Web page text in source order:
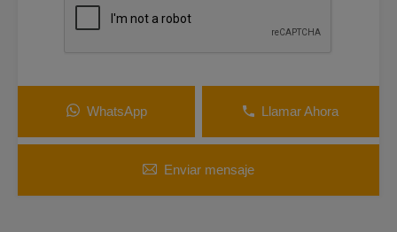
WhatsApp Llamar Ahora
Enviar mensaje